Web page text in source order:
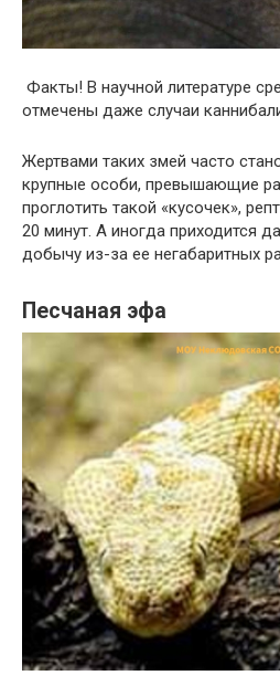
Факты! В научной литературе
отмечены даже случаи
Жертвами таких змей часто
крупные особи, превышающие
проглотить такой «кусочек»,
20 минут. А иногда приходится
добычу из-за ее негабаритных
Песчаная эфа